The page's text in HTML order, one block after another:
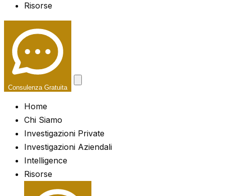
Risorse
Consulenza Gratuita
Home
Chi Siamo
Investigazioni Private
Investigazioni Aziendali
Intelligence
Risorse